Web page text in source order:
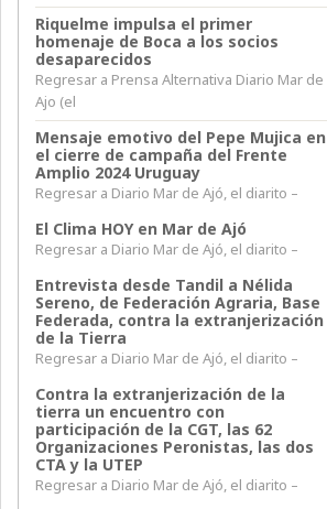
Riquelme impulsa el primer
homenaje de Boca a los socios
desaparecidos
Regresar a Prensa Alternativa Diario Mar de
Ajo (el
Mensaje emotivo del Pepe Mujica en
el cierre de campaña del Frente
Amplio 2024 Uruguay
Regresar a Diario Mar de Ajó, el diarito –
El Clima HOY en Mar de Ajó
Regresar a Diario Mar de Ajó, el diarito –
Entrevista desde Tandil a Nélida
Sereno, de Federación Agraria, Base
Federada, contra la extranjerización
de la Tierra
Regresar a Diario Mar de Ajó, el diarito –
Contra la extranjerización de la
tierra un encuentro con
participación de la CGT, las 62
Organizaciones Peronistas, las dos
CTA y la UTEP
Regresar a Diario Mar de Ajó, el diarito –